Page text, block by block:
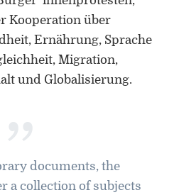
Kooperation über
Ernährung, Sprache
Migration,
und Globalisierung.
”documents, the
a collection of subjects